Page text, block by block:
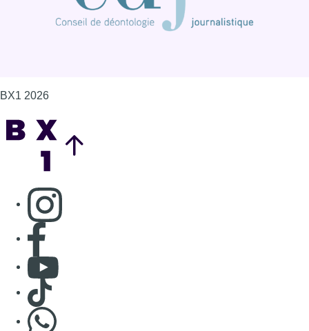
BX1 2026
Consulter page Instagram
Consulter page Facebook
Consulter Youtube
Consulter TikTok